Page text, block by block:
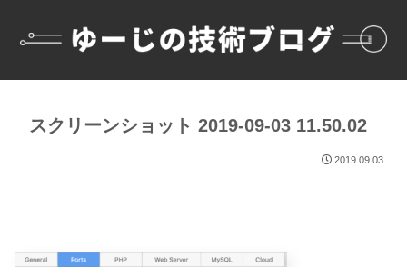
スクリーンショット 2019-09-03 11.50.02
2019.09.03